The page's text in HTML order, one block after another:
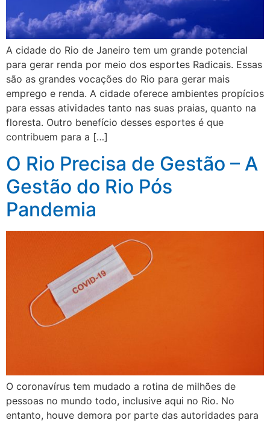
A cidade do Rio de Janeiro tem um grande potencial
para gerar renda por meio dos esportes Radicais. Essas
são as grandes vocações do Rio para gerar mais
emprego e renda. A cidade oferece ambientes propícios
para essas atividades tanto nas suas praias, quanto na
floresta. Outro benefício desses esportes é que
contribuem para a […]
O Rio Precisa de Gestão – A
Gestão do Rio Pós
Pandemia
O coronavírus tem mudado a rotina de milhões de
pessoas no mundo todo, inclusive aqui no Rio. No
entanto, houve demora por parte das autoridades para